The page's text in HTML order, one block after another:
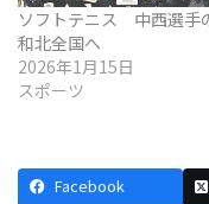
ソフトテニス 中西選手
和北全国へ
2026年1月15日
スポーツ
Facebook